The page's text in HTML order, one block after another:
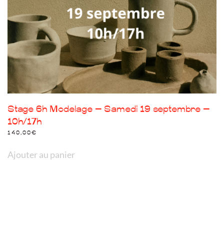
Stage 6h Modelage – Samedi 19 septembre –
10h/17h
140,00€
Ajouter au panier